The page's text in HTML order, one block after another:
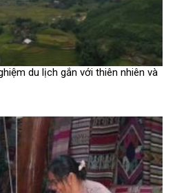
du lịch gắn với thiên nhiên và